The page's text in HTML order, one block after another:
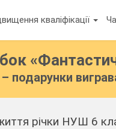
кваліфікації
подарунки
річки НУШ 6